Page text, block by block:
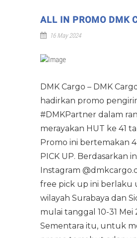
Live Animal
Sewa Pesawat Cargo
Jasa Pindahan
Spesifikasi Pesawat Udara
Daftar Istilah Cargo
Port & Alur Bisnis
Manajemen
Rekan Perusahaan
Batik "Mega Mendung"
Panduan Identitas
Lowongan Pekerjaan
ALL IN PROMO DMK
16 May 2024
DMK Cargo – DMK
hadirkan promo
#DMKPartner dalam
merayakan HUT ke 41
Promo ini bertemakan
PICK UP. Berdasarkan
Instagram
free pick up ini berlaku
wilayah Surabaya dan
mulai tanggal 10-31 Mei
Sementara itu, untuk